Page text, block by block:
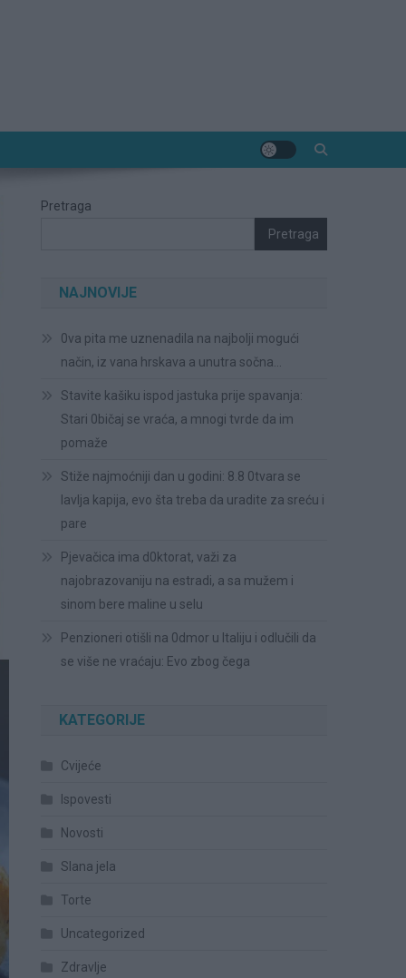
Pretraga
Pretraga
NAJNOVIJE
0va pita me uznenadila na najbolji mogući
način, iz vana hrskava a unutra sočna…
Stavite kašiku ispod jastuka prije spavanja:
Stari 0bičaj se vraća, a mnogi tvrde da im
pomaže
Stiže najmoćniji dan u godini: 8.8 0tvara se
lavlja kapija, evo šta treba da uradite za sreću i
pare
Pjevačica ima d0ktorat, važi za
najobrazovaniju na estradi, a sa mužem i
sinom bere maline u selu
Penzioneri otišli na 0dmor u Italiju i odlučili da
se više ne vraćaju: Evo zbog čega
KATEGORIJE
Cvijeće
Ispovesti
Novosti
Slana jela
Torte
Uncategorized
Zdravlje